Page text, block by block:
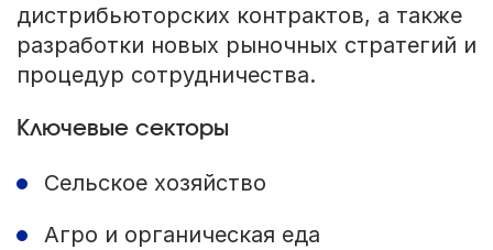
дистрибьюторских контрактов, а также
разработки новых рыночных стратегий и
процедур сотрудничества.
Ключевые секторы
Сельское хозяйство
Агро и органическая еда